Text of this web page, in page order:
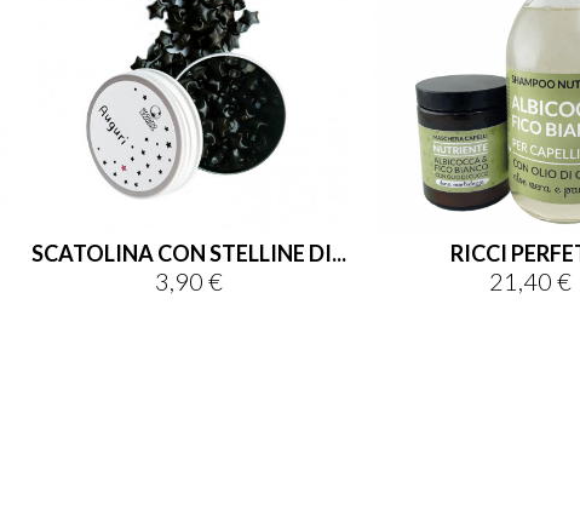
SCATOLINA CON STELLINE DI...
Prezzo
3,90 €
RICCI
Prezzo
21,40 €